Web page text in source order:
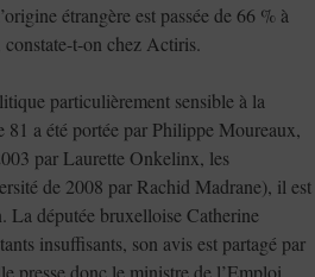
étrangère est passée de 66 % à
t-on chez Actiris.
particulièrement sensible à la
a été portée par Philippe Moureaux,
par Laurette Onkelinx, les
de 2008 par Rachid Madrane), il est
La députée bruxelloise Catherine
insuffisants, son avis est partagé par
presse donc le ministre de l’Emploi